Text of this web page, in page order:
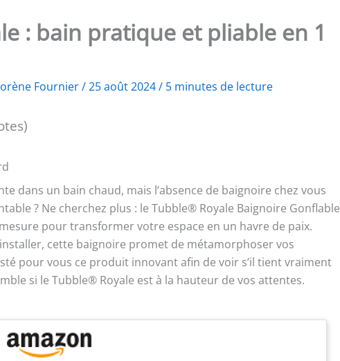
: bain pratique et pliable en 1
Fournier/25 août 2024/ 5 minutes de lecture
dans un bain chaud, mais l’absence de baignoire chez vous
? Ne cherchez plus : le Tubble® Royale Baignoire Gonflable
pour transformer votre espace en un havre de paix.
cette baignoire promet de métamorphoser vos
pour vous ce produit innovant afin de voir s’il tient vraiment
si le Tubble® Royale est à la hauteur de vos attentes.